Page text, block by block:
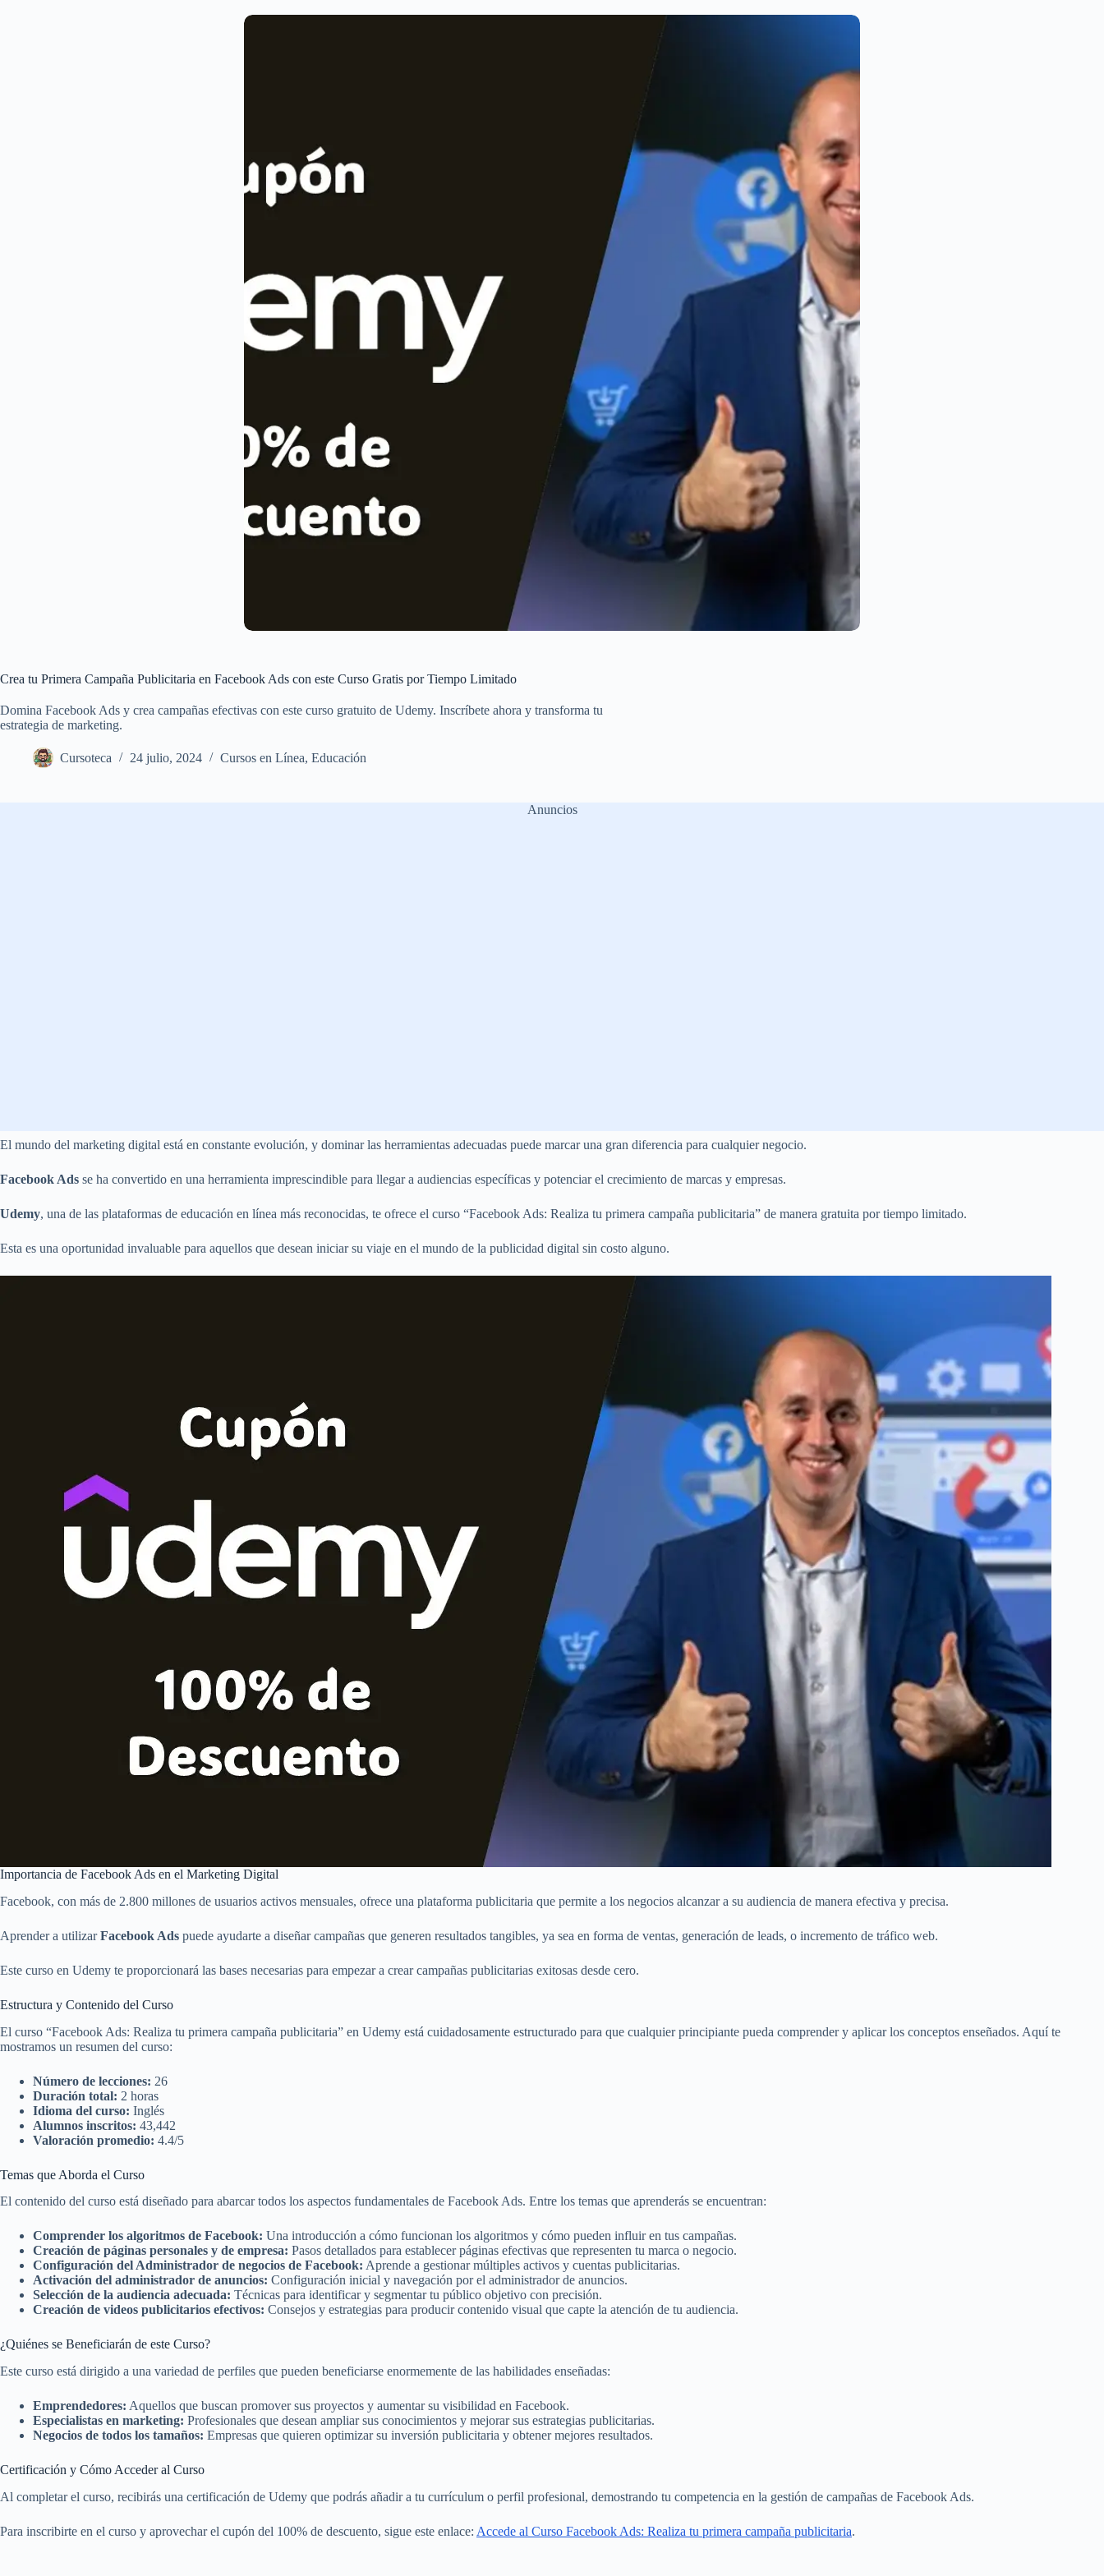
Crea tu Primera Campaña Publicitaria en Facebook Ads con este Curso Gratis por Tiempo Limitado
Domina Facebook Ads y crea campañas efectivas con este curso gratuito de Udemy. Inscríbete ahora y transforma tu
estrategia de marketing.
Cursoteca 24 julio, 2024 Cursos en Línea, Educación
Anuncios
El mundo del marketing digital está en constante evolución, y dominar las herramientas adecuadas puede marcar una gran diferencia para cualquier negocio.
Facebook Ads se ha convertido en una herramienta imprescindible para llegar a audiencias específicas y potenciar el crecimiento de marcas y empresas.
Udemy, una de las plataformas de educación en línea más reconocidas, te ofrece el curso “Facebook Ads: Realiza tu primera campaña publicitaria” de manera gratuita por tiempo limitado.
Esta es una oportunidad invaluable para aquellos que desean iniciar su viaje en el mundo de la publicidad digital sin costo alguno.
Importancia de Facebook Ads en el Marketing Digital
Facebook, con más de 2.800 millones de usuarios activos mensuales, ofrece una plataforma publicitaria que permite a los negocios alcanzar a su audiencia de manera efectiva y precisa.
Aprender a utilizarFacebook Ads puede ayudarte a diseñar campañas que generen resultados tangibles, ya sea en forma de ventas, generación de leads, o incremento de tráfico web.
Este curso en Udemy te proporcionará las bases necesarias para empezar a crear campañas publicitarias exitosas desde cero.
Estructura y Contenido del Curso
El curso “Facebook Ads: Realiza tu primera campaña publicitaria” en Udemy está cuidadosamente estructurado para que cualquier principiante pueda comprender y aplicar los conceptos enseñados. Aquí te
mostramos un resumen del curso:
Número de lecciones: 26
Duración total: 2 horas
Idioma del curso: Inglés
Alumnos inscritos: 43,442
Valoración promedio: 4.4/5
Temas que Aborda el Curso
El contenido del curso está diseñado para abarcar todos los aspectos fundamentales de Facebook Ads. Entre los temas que aprenderás se encuentran:
Comprender los algoritmos de Facebook: Una introducción a cómo funcionan los algoritmos y cómo pueden influir en tus campañas.
Creación de páginas personales y de empresa: Pasos detallados para establecer páginas efectivas que representen tu marca o negocio.
Configuración del Administrador de negocios de Facebook: Aprende a gestionar múltiples activos y cuentas publicitarias.
Activación del administrador de anuncios: Configuración inicial y navegación por el administrador de anuncios.
Selección de la audiencia adecuada: Técnicas para identificar y segmentar tu público objetivo con precisión.
Creación de videos publicitarios efectivos: Consejos y estrategias para producir contenido visual que capte la atención de tu audiencia.
¿Quiénes se Beneficiarán de este Curso?
Este curso está dirigido a una variedad de perfiles que pueden beneficiarse enormemente de las habilidades enseñadas:
Emprendedores: Aquellos que buscan promover sus proyectos y aumentar su visibilidad en Facebook.
Especialistas en marketing: Profesionales que desean ampliar sus conocimientos y mejorar sus estrategias publicitarias.
Negocios de todos los tamaños: Empresas que quieren optimizar su inversión publicitaria y obtener mejores resultados.
Certificación y Cómo Acceder al Curso
Al completar el curso, recibirás una certificación de Udemy que podrás añadir a tu currículum o perfil profesional, demostrando tu competencia en la gestión de campañas de Facebook Ads.
Para inscribirte en el curso y aprovechar el cupón del 100% de descuento, sigue este enlace: Accede al Curso Facebook Ads: Realiza tu primera campaña publicitaria.